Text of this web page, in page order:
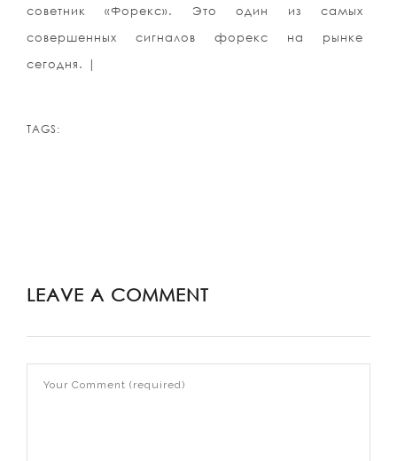
советник «Форекс». Это один из самых
совершенных сигналов форекс на рынке
сегодня. |
TAGS:
LEAVE A COMMENT